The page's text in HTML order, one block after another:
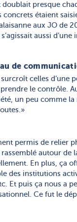
doublait presque
concrets étaient
aux JO de
aussi d’une
de
celles d’une
le contrôle.
un peu comme
permis de relier
autour de
En plus, ça
des institutions
Et puis ça nous a
Ce fut le